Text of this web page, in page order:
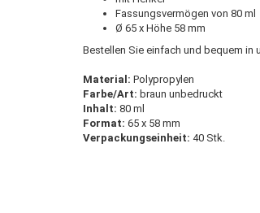
Fassungsvermögen von 80 ml
Ø 65 x Höhe 58 mm
Bestellen Sie einfach und bequem in
Material: Polypropylen
Farbe/Art: braun unbedruckt
Inhalt: 80 ml
Format: 65 x 58 mm
Verpackungseinheit: 40 Stk.